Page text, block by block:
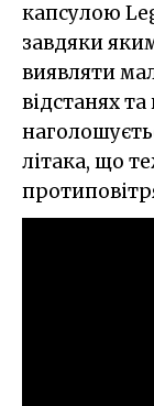
капсулою
завдяки
виявляти
відстанях
літака, що